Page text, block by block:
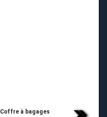
Coffre à bagages